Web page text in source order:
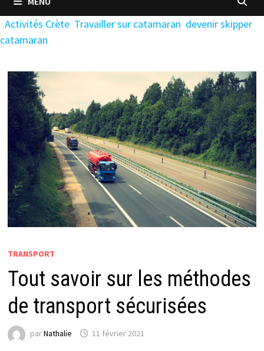
Activités Crète Travailler sur catamaran devenir skipper
catamaran
TRANSPORT
Tout savoir sur les méthodes
de transport sécurisées
parNathalie 11 février 2021